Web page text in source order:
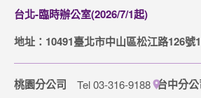
台北-臨時辦公室(2026/7/1起)
地址：10491臺北市中山區松江路126號
桃園分公司 Tel 03-316-9188 台中分公